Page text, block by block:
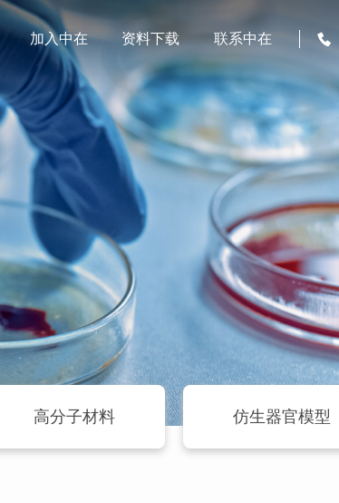
加入中在 资料下载 联系中在
高分子材料 仿生器官模型